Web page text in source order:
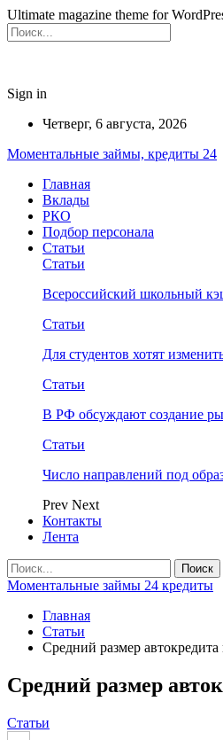
Ultimate magazine theme for
Sign in
Четверг, 6 августа, 2026
Моментальные займы, кредиты 24
Главная
Вклады
РКО
Подбор персонала
Статьи
Статьи
Всероссийский школьный
Статьи
Для студентов хотят
Статьи
В РФ обсуждают создание
Статьи
Число направлений под
Prev Next
Контакты
Лента
Моментальные займы 24 кредиты
Главная
Статьи
Средний размер
Средний размер
Статьи